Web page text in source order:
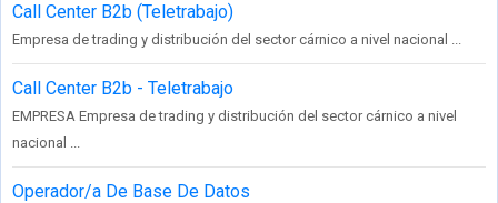
Call Center B2b (Teletrabajo)
Empresa de trading y distribución del sector cárnico a nivel nacional ...
Call Center B2b - Teletrabajo
EMPRESA Empresa de trading y distribución del sector cárnico a nivel
nacional ...
Operador/a De Base De Datos